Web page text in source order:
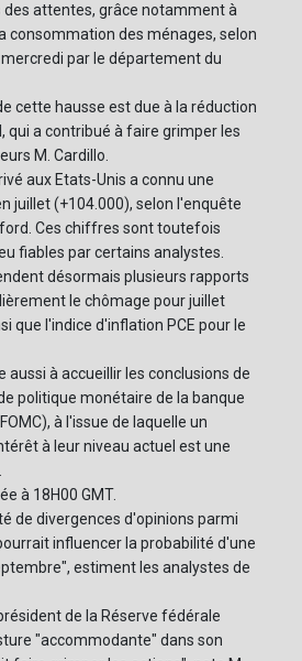
des attentes, grâce notamment à
consommation des ménages, selon
par le département du
cette hausse est due à la réduction
qui a contribué à faire grimper les
M. Cardillo.
aux Etats-Unis a connu une
juillet (+104.000), selon l'enquête
Ces chiffres sont toutefois
fiables par certains analystes.
désormais plusieurs rapports
le chômage pour juillet
que l'indice d'inflation PCE pour le
aussi à accueillir les conclusions de
politique monétaire de la banque
à l'issue de laquelle un
à leur niveau actuel est une
à 18H00 GMT.
de divergences d'opinions parmi
influencer la probabilité d'une
estiment les analystes de
de la Réserve fédérale
"accommodante" dans son